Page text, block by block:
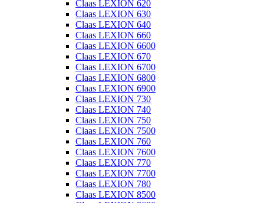
Claas LEXION 620
Claas LEXION 630
Claas LEXION 640
Claas LEXION 660
Claas LEXION 6600
Claas LEXION 670
Claas LEXION 6700
Claas LEXION 6800
Claas LEXION 6900
Claas LEXION 730
Claas LEXION 740
Claas LEXION 750
Claas LEXION 7500
Claas LEXION 760
Claas LEXION 7600
Claas LEXION 770
Claas LEXION 7700
Claas LEXION 780
Claas LEXION 8500